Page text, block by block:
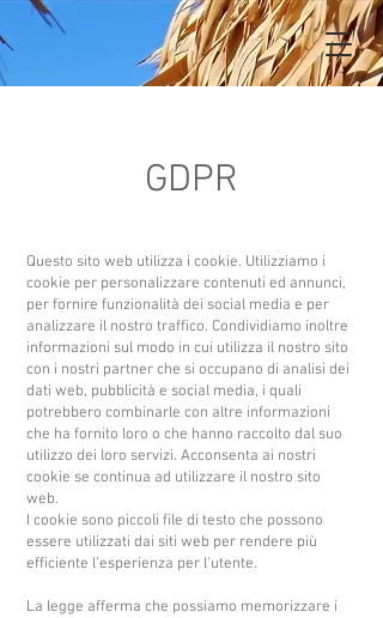
GDPR
Questo sito web utilizza i cookie. Utilizziamo i
cookie per personalizzare contenuti ed annunci,
per fornire funzionalità dei social media e per
analizzare il nostro traffico. Condividiamo inoltre
informazioni sul modo in cui utilizza il nostro sito
con i nostri partner che si occupano di analisi dei
dati web, pubblicità e social media, i quali
potrebbero combinarle con altre informazioni
che ha fornito loro o che hanno raccolto dal suo
utilizzo dei loro servizi. Acconsenta ai nostri
cookie se continua ad utilizzare il nostro sito
web.
I cookie sono piccoli file di testo che possono
essere utilizzati dai siti web per rendere più
efficiente l'esperienza per l'utente.
La legge afferma che possiamo memorizzare i